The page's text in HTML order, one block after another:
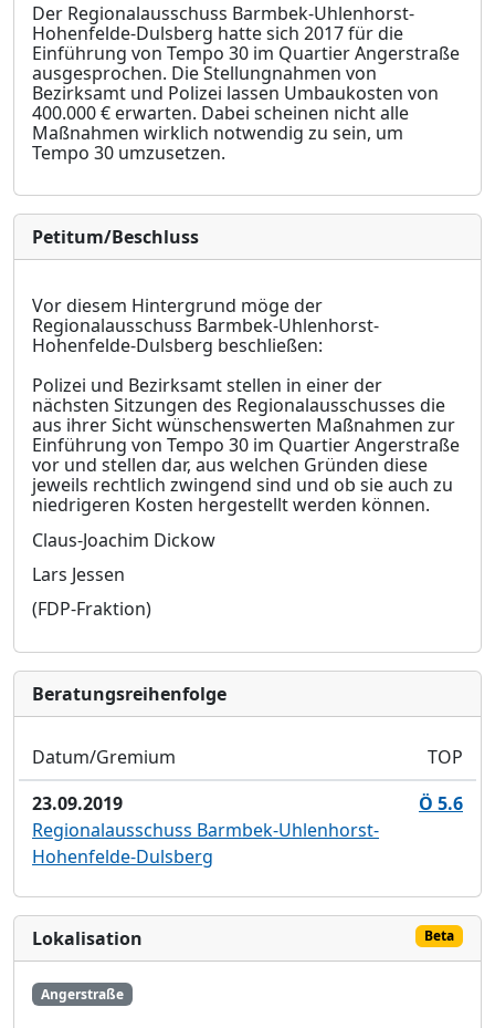
Der Regionalausschuss Barmbek-Uhlenhorst-
Hohenfelde-Dulsberg hatte sich 2017 für die
Einführung von Tempo 30 im Quartier Angerstraße
ausgesprochen. Die Stellungnahmen von
Bezirksamt und Polizei lassen Umbaukosten von
400.000 € erwarten. Dabei scheinen nicht alle
Maßnahmen wirklich notwendig zu sein, um
Tempo 30 umzusetzen.
Petitum/Beschluss
Vor diesem Hintergrund möge der
Regionalausschuss Barmbek-Uhlenhorst-
Hohenfelde-Dulsberg beschließen:
Polizei und Bezirksamt stellen in einer der
nächsten Sitzungen des Regionalausschusses die
aus ihrer Sicht wünschenswerten Maßnahmen zur
Einführung von Tempo 30 im Quartier Angerstraße
vor und stellen dar, aus welchen Gründen diese
jeweils rechtlich zwingend sind und ob sie auch zu
niedrigeren Kosten hergestellt werden können.
Claus-Joachim Dickow
Lars Jessen
(FDP-Fraktion)
Bera­tungs­reihen­folge
Datum/Gremium
TOP
23.09.2019
Ö 5.6
Regionalausschuss Barmbek-Uhlenhorst-
Hohenfelde-Dulsberg
Lokalisation Beta
Angerstraße